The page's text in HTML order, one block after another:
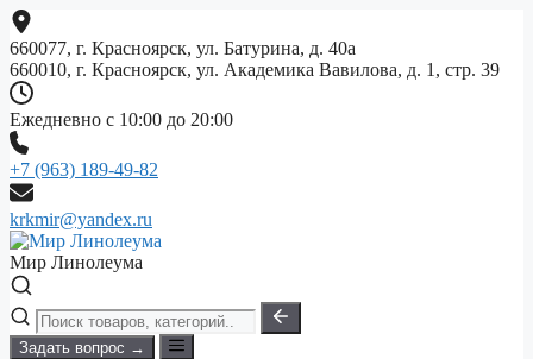
Перейти
к
содержимому
660077, г. Красноярск, ул. Батурина, д. 40а
660010, г. Красноярск, ул. Академика Вавилова, д. 1, стр. 39
Ежедневно с 10:00 до 20:00
+7 (963) 189-49-82
krkmir@yandex.ru
Мир Линолеума
Задать вопрос →